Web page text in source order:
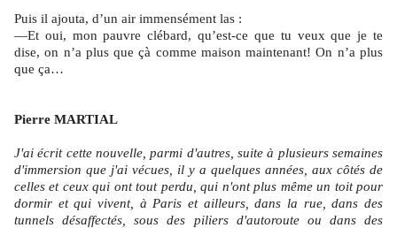
Puis il ajouta, d’un air immensément las :
—Et oui, mon pauvre clébard, qu’est-ce que tu veux que je te
dise, on n’a plus que çà comme maison maintenant! On n’a plus
que ça…
Pierre MARTIAL
J'ai écrit cette nouvelle, parmi d'autres, suite à plusieurs semaines
d'immersion que j'ai vécues, il y a quelques années, aux côtés de
celles et ceux qui ont tout perdu, qui n'ont plus même un toit pour
dormir et qui vivent, à Paris et ailleurs, dans la rue, dans des
tunnels désaffectés, sous des piliers d'autoroute ou dans des